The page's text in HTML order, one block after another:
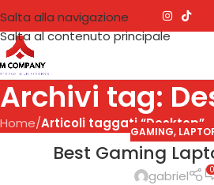
Salta alla navigazione
Salta al contenuto principale
Archivi tag:
Home/Articoli taggati “Desktop”
GAMING,
Best Gaming
gabriel 0